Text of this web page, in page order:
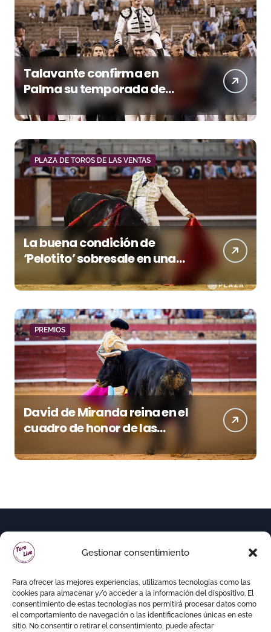
Gestionar consentimiento
Para ofrecer las mejores experiencias, utilizamos tecnologías como las
cookies para almacenar y/o acceder a la información del dispositivo. El
consentimiento de estas tecnologías nos permitirá procesar datos como
el comportamiento de navegación o las identificaciones únicas en este
sitio. No consentir o retirar el consentimiento, puede afectar
Talavante confirma en
Palma su temporada de
figura y el palco niega el
premio a Roca Rey
PLAZA DE TOROS DE LAS VENTAS
La buena condición de
‘Pelotito’ sobresale en una
noche gris en Las Ventas
PREMIOS
David de Miranda reina en el
cuadro de honor de las
Colombinas 2026